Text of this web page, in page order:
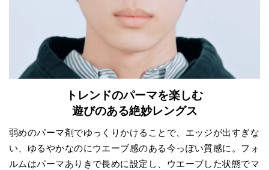
トレンドのパーマを楽しむ
遊びのある絶妙レングス
弱めのパーマ剤でゆっくりかけることで、エッジが出すぎな
い、ゆるやかなのにウエーブ感のある今っぽい質感に。フォ
ルムはパーマありきで長めに設定し、ウエーブした状態でマ